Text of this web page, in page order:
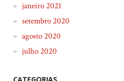
janeiro 2021
setembro 2020
agosto 2020
julho 2020